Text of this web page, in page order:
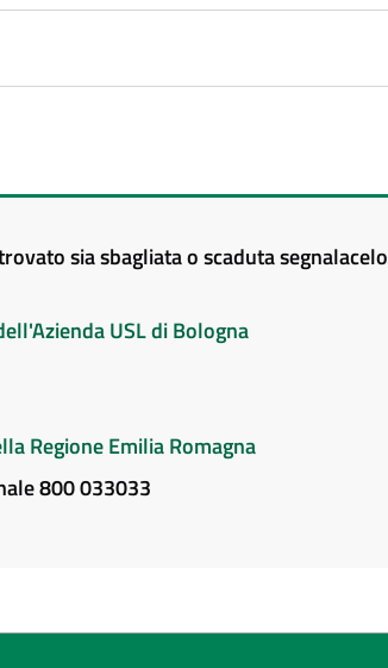
sia sbagliata o scaduta segnalacelo
USL di Bologna
Regione Emilia Romagna
800 033033